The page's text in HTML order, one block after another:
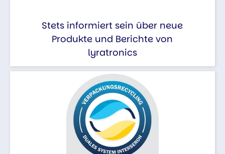
Stets informiert sein über neue
Produkte und Berichte von
lyratronics